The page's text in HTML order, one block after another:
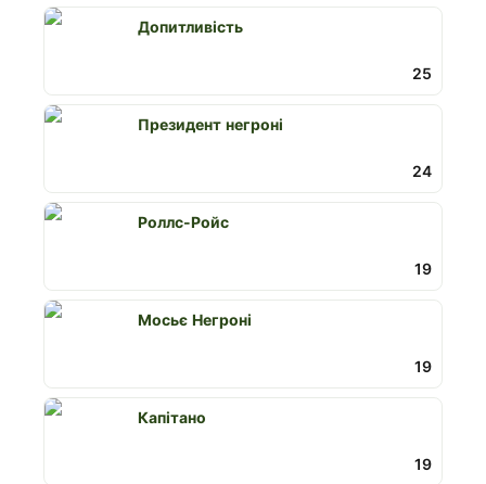
25
Допитливість
24
Президент негроні
19
Роллс-Ройс
19
Мосьє Негроні
19
Капітано